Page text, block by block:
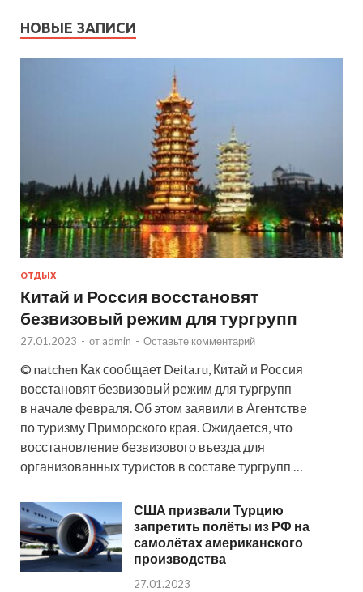
НОВЫЕ ЗАПИСИ
ОТДЫХ
Китай и Россия восстановят
безвизовый режим для тургрупп
27.01.2023 - от admin - Оставьте комментарий
© natchen Как сообщает Deita.ru, Китай и Россия
восстановят безвизовый режим для тургрупп
в начале февраля. Об этом заявили в Агентстве
по туризму Приморского края. Ожидается, что
восстановление безвизового въезда для
организованных туристов в составе тургрупп …
США призвали Турцию
запретить полёты из РФ на
самолётах американского
производства
27.01.2023